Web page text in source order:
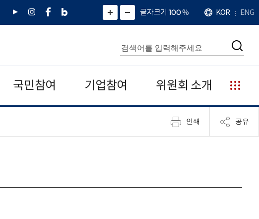
유
인
페
네
그
)
화
면
면
소
확
대
치
글자크기 100%
언
어
KOR ENG
통
합
검
색
검
국민참여 기업참여 위원회 소개
누
리
집
안
인쇄 공유